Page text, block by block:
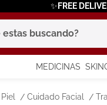
✨FREE
buscando?
MEDICINAS
Cuidado Facial
más